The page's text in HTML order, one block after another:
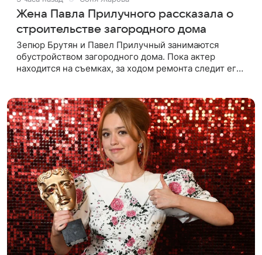
Жена Павла Прилучного рассказала о
строительстве загородного дома
Зепюр Брутян и Павел Прилучный занимаются
обустройством загородного дома. Пока актер
находится на съемках, за ходом ремонта следит его